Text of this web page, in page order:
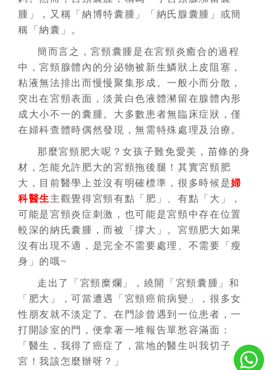
腫」，又稱「納博特囊腫」「納氏腺囊腫」或簡
稱「納囊」。
簡而言之，宮頸囊腫是在宮頸炎癒合的過程
中，宮頸腺體內的分泌物被新生鱗狀上皮阻塞，
粘液無法排出而慢慢聚集形成。一般小而分散，
突出在宮頸表面，淡黃白色液體瀦留在腺體內形
成大小不一的囊腫。大多數患者無臨床症狀，僅
在婦科查體時偶然發現，無需特殊處理及治療。
那麼宮頸肥大呢？女孩子難免愛美，苗條的身
材，怎能允許肥大的宮頸拖後腿！其實宮頸肥
大，目前醫學上並沒有明確標準，很多時候是婦
科醫生 主觀覺得宮頸有點「肥」、有點「大」，
可能是宮頸炎症刺激，也可能是宮頸中存在位置
較深的納氏囊腫，而被「撐大」。宮頸肥大如果
沒有出現不適，是完全不需要處理、不需要「瘦
身」的哦~
走出了「宮頸糜爛」，繞開「宮頸囊腫」和
「肥大」，可當遭遇「宮頸癌前病變」，很多女
性朋友就不淡定了。在門診曾遇到一位患者，一
打開診室的門，便拿著一堆報告單愁容滿面：
「醫生，我得了癌症了，當地的醫生叫我切子
宮！我該怎麼辦呀？」